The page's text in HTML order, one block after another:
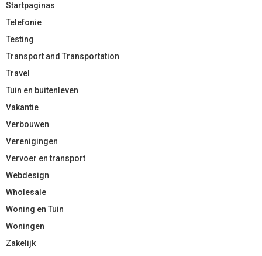
Startpaginas
Telefonie
Testing
Transport and Transportation
Travel
Tuin en buitenleven
Vakantie
Verbouwen
Verenigingen
Vervoer en transport
Webdesign
Wholesale
Woning en Tuin
Woningen
Zakelijk